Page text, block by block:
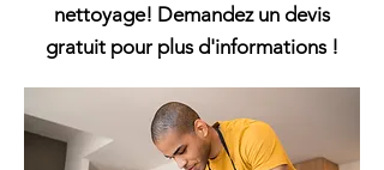
nettoyage! Demandez un devis
gratuit pour plus d'informations !